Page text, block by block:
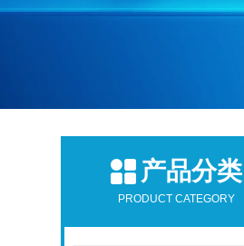
产品分类
PRODUCT CATEGORY